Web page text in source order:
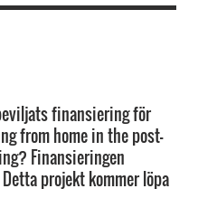
finansiering för
from home in the post-
Finansieringen
projekt kommer löpa